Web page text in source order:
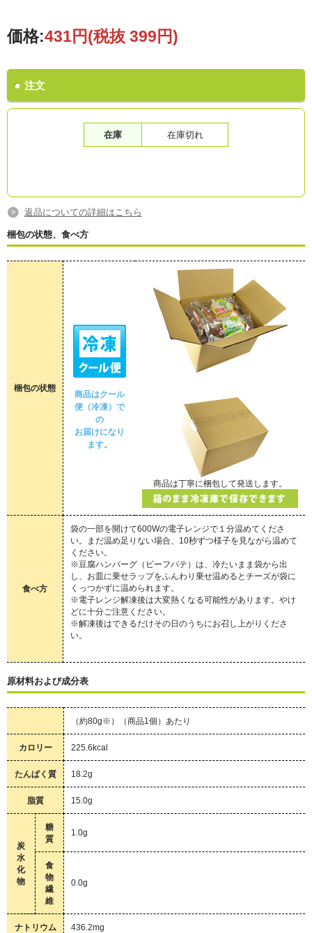
価格:431円(税抜 399円)
注文
在庫 在庫切れ
返品についての詳細はこちら
梱包の状態、食べ方
梱包の状態
商品はクール
便（冷凍）で
の
お届けになり
ます。
商品は丁寧に梱包して発送します。
食べ方
袋の一部を開けて600Wの電子レンジで１分温めてくださ
い。まだ温め足りない場合、10秒ずつ様子を見ながら温めて
ください。
※豆腐ハンバーグ（ビーフパテ）は、冷たいまま袋から出
し、お皿に乗せラップをふんわり乗せ温めるとチーズが袋に
くっつかずに温められます。
※電子レンジ解凍後は大変熱くなる可能性があります。やけ
どに十分ご注意ください。
※解凍後はできるだけその日のうちにお召し上がりくださ
い。
原材料および成分表
（約80g※）（商品1個）あたり
カロリー 225.6kcal
たんぱく質 18.2g
脂質 15.0g
炭
水
化
物
糖
質
1.0g
食
物
繊
維
0.0g
ナトリウム 436.2mg